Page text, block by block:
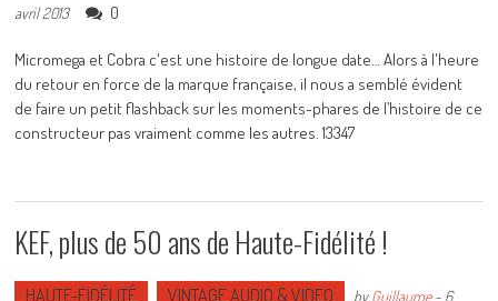
avril 2013 0
Micromega et Cobra c'est une histoire de longue date… Alors à l'heure
du retour en force de la marque française, il nous a semblé évident
de faire un petit flashback sur les moments-phares de l’histoire de ce
constructeur pas vraiment comme les autres. 13347
KEF, plus de 50 ans de Haute-Fidélité !
HAUTE-FIDÉLITÉ VINTAGE AUDIO & VIDEO byGuillaume- 6